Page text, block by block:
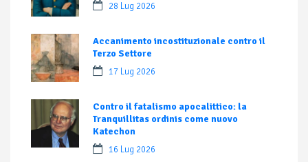
28 Lug 2026
Accanimento incostituzionale contro il
Terzo Settore
17 Lug 2026
Contro il fatalismo apocalittico: la
Tranquillitas ordinis come nuovo
Katechon
16 Lug 2026